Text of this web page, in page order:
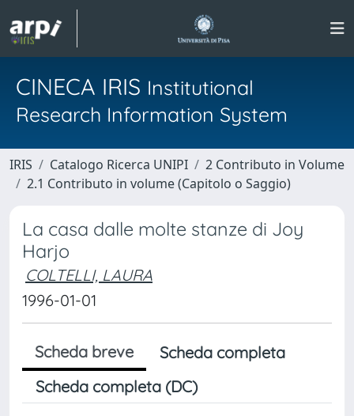
CINECA IRIS Institutional
Research Information System
IRIS Catalogo Ricerca UNIPI
2 Contributo in Volume
2.1 Contributo in volume (Capitolo o Saggio)
La casa dalle molte stanze di Joy
Harjo
COLTELLI, LAURA
1996-01-01
Scheda breve
Scheda completa
Scheda completa (DC)